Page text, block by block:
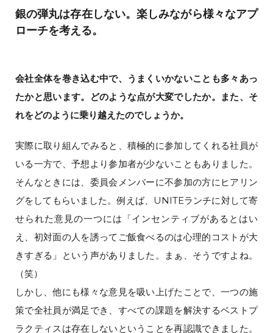
銀の弾丸は存在しない。楽しみながら様々なアプ
ローチを考える。
会社全体を巻き込む中で、うまくいかないことも多々あっ
たかと思います。どのような点が大変でしたか。また、そ
れをどのように乗り越えたのでしょうか。
実際に取り組んでみると、積極的に参加してくれる社員が
いる一方で、予想より参加者が少ないこともありました。
そんなときには、委員会メンバーに不参加の方にヒアリン
グをしてもらいました。例えば、UNITEランチに対して寄
せられた意見の一つには「インセンティブがあるとはい
え、初対面の人を誘ってご飯食べるのは心理的コストが大
きすぎる」という声がありました。まぁ、そうですよね。
（笑）
しかし、他にも様々な意見を吸い上げたことで、一つの施
策で全社員が満足でき、すべての課題を解決するベストプ
ラクティスは存在しないということを再認識できました。